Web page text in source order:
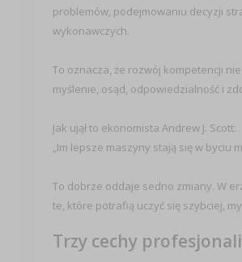
problemów, podejmowaniu decyzji
wykonawczych.
To oznacza, że rozwój kompetencji
myślenie, osąd, odpowiedzialność i
Jak ujął to ekonomista Andrew J. Scott:
„Im lepsze maszyny stają się w byciu
To dobrze oddaje sedno zmiany. W
te, które potrafią uczyć się szybciej,
Trzy cechy